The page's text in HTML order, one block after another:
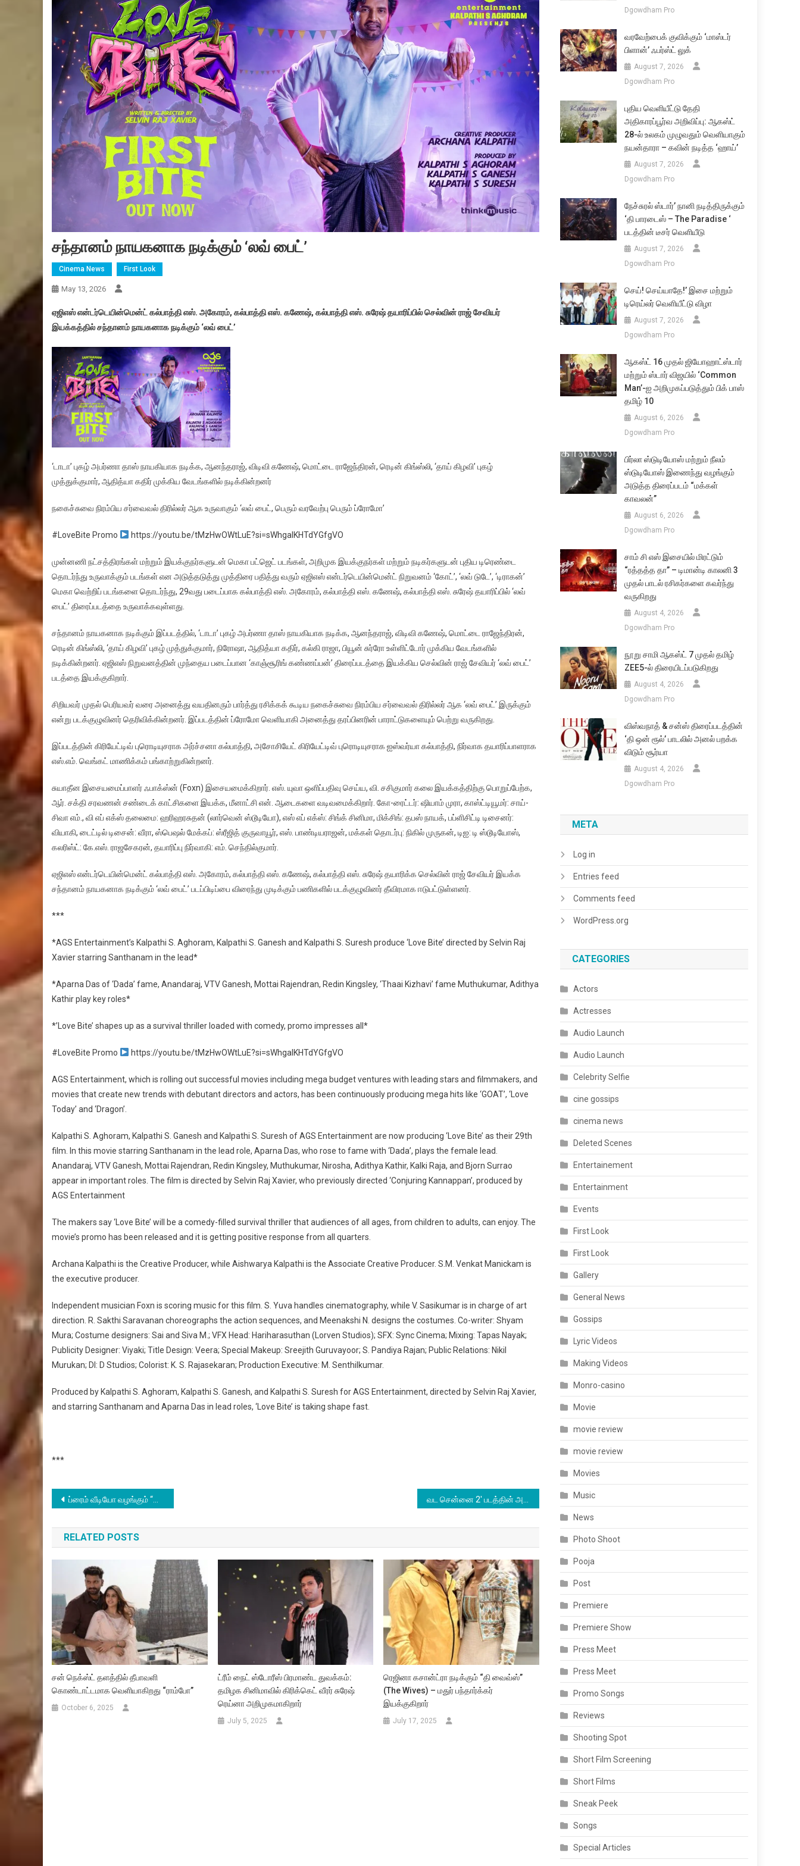
சந்தானம் நாயகனாக நடிக்கும் ‘லவ் பைட்’
Cinema News First Look
May 13, 2026
ஏஜிஎஸ் என்டர்டெயின்மென்ட் கல்பாத்தி எஸ். அகோரம், கல்பாத்தி எஸ். கணேஷ், கல்பாத்தி எஸ். சுரேஷ் தயாரிப்பில் செல்வின் ராஜ் சேவியர்
இயக்கத்தில் சந்தானம் நாயகனாக நடிக்கும் ‘லவ் பைட்’
‘டாடா’ புகழ் அபர்ணா தாஸ் நாயகியாக நடிக்க, ஆனந்தராஜ், விடிவி கணேஷ், மொட்டை ராஜேந்திரன், ரெடின் கிங்ஸ்லி, ‘தாய் கிழவி’ புகழ்
முத்துக்குமார், ஆதித்யா கதிர் முக்கிய வேடங்களில் நடிக்கின்றனர்
நகைச்சுவை நிரம்பிய சர்வைவல் திரில்லர் ஆக உருவாகும் ‘லவ் பைட், பெரும் வரவேற்பு பெரும் ப்ரோமோ’
#LoveBite Promo https://youtu.be/tMzHwOWtLuE?si=sWhgalKHTdYGfgVO
முன்னணி நட்சத்திரங்கள் மற்றும் இயக்குநர்களுடன் மெகா பட்ஜெட் படங்கள், அறிமுக இயக்குநர்கள் மற்றும் நடிகர்களுடன் புதிய டிரெண்டை
தொடர்ந்து உருவாக்கும் படங்கள் என அடுத்தடுத்து முத்திரை பதித்து வரும் ஏஜிஎஸ் என்டர்டெயின்மென்ட் நிறுவனம் ‘கோட்’, ‘லவ் டுடே’, ‘டிராகன்’
மெகா வெற்றிப் படங்களை தொடர்ந்து, 29வது படைப்பாக கல்பாத்தி எஸ். அகோரம், கல்பாத்தி எஸ். கணேஷ், கல்பாத்தி எஸ். சுரேஷ் தயாரிப்பில் ‘லவ்
பைட்’ திரைப்படத்தை உருவாக்கவுள்ளது.
சந்தானம் நாயகனாக நடிக்கும் இப்படத்தில், ‘டாடா’ புகழ் அபர்ணா தாஸ் நாயகியாக நடிக்க, ஆனந்தராஜ், விடிவி கணேஷ், மொட்டை ராஜேந்திரன்,
ரெடின் கிங்ஸ்லி, ‘தாய் கிழவி’ புகழ் முத்துக்குமார், நிரோஷா, ஆதித்யா கதிர், கல்கி ராஜா, பியூன் சுர்ரோ உள்ளிட்டோர் முக்கிய வேடங்களில்
நடிக்கின்றனர். ஏஜிஎஸ் நிறுவனத்தின் முந்தைய படைப்பான ‘காஞ்சூரிங் கண்ணப்பன்’ திரைப்படத்தை இயக்கிய செல்வின் ராஜ் சேவியர் ‘லவ் பைட்’
படத்தை இயக்குகிறார்.
சிறியவர் முதல் பெரியவர் வரை அனைத்து வயதினரும் பார்த்து ரசிக்கக் கூடிய நகைச்சுவை நிரம்பிய சர்வைவல் திரில்லர் ஆக ‘லவ் பைட்’ இருக்கும்
என்று படக்குழுவினர் தெரிவிக்கின்றனர். இப்படத்தின் ப்ரோமோ வெளியாகி அனைத்து தரப்பினரின் பாராட்டுகளையும் பெற்று வருகிறது.
இப்படத்தின் கிரியேட்டிவ் புரொடியுசராக அர்ச்சனா கல்பாத்தி, அசோசியேட் கிரியேட்டிவ் புரொடியுசராக ஐஸ்வர்யா கல்பாத்தி, நிர்வாக தயாரிப்பாளராக
எஸ்.எம். வெங்கட் மாணிக்கம் பங்காற்றுகின்றனர்.
சுயாதீன இசையமைப்பாளர் ஃபாக்ஸ்ன் (Foxn) இசையமைக்கிறார். எஸ். யுவா ஒளிப்பதிவு செய்ய, வி. சசிகுமார் கலை இயக்கத்திற்கு பொறுப்பேற்க,
ஆர். சக்தி சரவணன் சண்டைக் காட்சிகளை இயக்க, மீனாட்சி என். ஆடைகளை வடிவமைக்கிறார். கோ-ரைட்டர்: ஷியாம் முரா, காஸ்ட்டியூமர்: சாய்-
சிவா எம்., வி எப் எக்ஸ் தலைமை: ஹரிஹரசுதன் (லார்வென் ஸ்டூடியோ), எஸ் எப் எக்ஸ்: சிங்க் சினிமா, மிக்சிங்: தபஸ் நாயக், பப்ளிசிட்டி டிசைனர்:
வியாகி, டைட்டில் டிசைன்: வீரா, ஸ்பெஷல் மேக்கப்: ஸ்ரீஜித் குருவாயூர், எஸ். பாண்டியராஜன், மக்கள் தொடர்பு: நிகில் முருகன், டிஐ: டி ஸ்டூடியோஸ்,
கலரிஸ்ட்: கே.எஸ். ராஜசேகரன், தயாரிப்பு நிர்வாகி: எம். செந்தில்குமார்.
ஏஜிஎஸ் என்டர்டெயின்மென்ட் கல்பாத்தி எஸ். அகோரம், கல்பாத்தி எஸ். கணேஷ், கல்பாத்தி எஸ். சுரேஷ் தயாரிக்க செல்வின் ராஜ் சேவியர் இயக்க
சந்தானம் நாயகனாக நடிக்கும் ‘லவ் பைட்’ படப்பிடிப்பை விரைந்து முடிக்கும் பணிகளில் படக்குழுவினர் தீவிரமாக ஈடுபட்டுள்ளனர்.
***
*AGS Entertainment’s Kalpathi S. Aghoram, Kalpathi S. Ganesh and Kalpathi S. Suresh produce ‘Love Bite’ directed by Selvin Raj
Xavier starring Santhanam in the lead*
*Aparna Das of ‘Dada’ fame, Anandaraj, VTV Ganesh, Mottai Rajendran, Redin Kingsley, ‘Thaai Kizhavi’ fame Muthukumar, Adithya
Kathir play key roles*
*’Love Bite’ shapes up as a survival thriller loaded with comedy, promo impresses all*
#LoveBite Promo https://youtu.be/tMzHwOWtLuE?si=sWhgalKHTdYGfgVO
AGS Entertainment, which is rolling out successful movies including mega budget ventures with leading stars and filmmakers, and
movies that create new trends with debutant directors and actors, has been continuously producing mega hits like ‘GOAT’, ‘Love
Today’ and ‘Dragon’.
Kalpathi S. Aghoram, Kalpathi S. Ganesh and Kalpathi S. Suresh of AGS Entertainment are now producing ‘Love Bite’ as their 29th
film. In this movie starring Santhanam in the lead role, Aparna Das, who rose to fame with ‘Dada’, plays the female lead.
Anandaraj, VTV Ganesh, Mottai Rajendran, Redin Kingsley, Muthukumar, Nirosha, Adithya Kathir, Kalki Raja, and Bjorn Surrao
appear in important roles. The film is directed by Selvin Raj Xavier, who previously directed ‘Conjuring Kannappan’, produced by
AGS Entertainment
The makers say ‘Love Bite’ will be a comedy-filled survival thriller that audiences of all ages, from children to adults, can enjoy. The
movie’s promo has been released and it is getting positive response from all quarters.
Archana Kalpathi is the Creative Producer, while Aishwarya Kalpathi is the Associate Creative Producer. S.M. Venkat Manickam is
the executive producer.
Independent musician Foxn is scoring music for this film. S. Yuva handles cinematography, while V. Sasikumar is in charge of art
direction. R. Sakthi Saravanan choreographs the action sequences, and Meenakshi N. designs the costumes. Co-writer: Shyam
Mura; Costume designers: Sai and Siva M.; VFX Head: Hariharasuthan (Lorven Studios); SFX: Sync Cinema; Mixing: Tapas Nayak;
Publicity Designer: Viyaki; Title Design: Veera; Special Makeup: Sreejith Guruvayoor; S. Pandiya Rajan; Public Relations: Nikil
Murukan; DI: D Studios; Colorist: K. S. Rajasekaran; Production Executive: M. Senthilkumar.
Produced by Kalpathi S. Aghoram, Kalpathi S. Ganesh, and Kalpathi S. Suresh for AGS Entertainment, directed by Selvin Raj Xavier,
and starring Santhanam and Aparna Das in lead roles, ‘Love Bite’ is taking shape fast.
***
Post
navigation
ப்ரைம் வீடியோ வழங்கும் “சிஸ்டம்” படத்தின் அதிரடியான டிரெய்லர் வெளியானது
RELATED POSTS
சன் நெக்ஸ்ட் தளத்தில் தீபாவளி
கொண்டாட்டமாக வெளியாகிறது “ராம்போ”
October 6, 2025
ட்ரீம் நைட் ஸ்டோரீஸ் பிரமாண்ட துவக்கம்:
தமிழக சினிமாவில் கிரிக்கெட் வீரர் சுரேஷ்
ரெய்னா அறிமுகமாகிறார்
July 5, 2025
ரெஜினா கசான்ட்ரா நடிக்கும் “தி வைவ்ஸ்”
(The Wives) – மதுர் பந்தார்க்கர்
இயக்குகிறார்
July 17, 2025
Dgowdham Pro
வரவேற்பைக் குவிக்கும் ‘மாஸ்டர்
பிளான்’ ஃபர்ஸ்ட் லுக்
August 7, 2026
Dgowdham Pro
புதிய வெளியீட்டு தேதி
அதிகாரப்பூர்வ அறிவிப்பு: ஆகஸ்ட்
28-ல் உலகம் முழுவதும் வெளியாகும்
நயன்தாரா – கவின் நடித்த ‘ஹாய்’
August 7, 2026
Dgowdham Pro
நேச்சுரல் ஸ்டார்’ நானி நடித்திருக்கும்
‘தி பாரடைஸ் – The Paradise ‘
படத்தின் டீசர் வெளியீடு
August 7, 2026
Dgowdham Pro
செய்! செய்யாதே!’ இசை மற்றும்
டிரெய்லர் வெளியீட்டு விழா
August 7, 2026
Dgowdham Pro
ஆகஸ்ட் 16 முதல் ஜியோஹாட்ஸ்டார்
மற்றும் ஸ்டார் விஜயில் ‘Common
Man’-ஐ அறிமுகப்படுத்தும் பிக் பாஸ்
தமிழ் 10
August 6, 2026
Dgowdham Pro
பிர்லா ஸ்டுடியோஸ் மற்றும் நீலம்
ஸ்டுடியோஸ் இணைந்து வழங்கும்
அடுத்த திரைப்படம் “மக்கள்
காவலன்”
August 6, 2026
Dgowdham Pro
சாம் சி எஸ் இசையில் மிரட்டும்
“ரத்தத்த தா” – டிமான்டி காலனி 3
முதல் பாடல் ரசிகர்களை கவர்ந்து
வருகிறது
August 4, 2026
Dgowdham Pro
நூறு சாமி ஆகஸ்ட் 7 முதல் தமிழ்
ZEE5-ல் திரையிடப்படுகிறது
August 4, 2026
Dgowdham Pro
விஸ்வநாத் & சன்ஸ் திரைப்படத்தின்
‘தி ஒன் ரூல்’ பாடலில் அனல் பறக்க
விடும் சூர்யா
August 4, 2026
Dgowdham Pro
META
Log in
Entries feed
Comments feed
WordPress.org
CATEGORIES
Actors
Actresses
Audio Launch
Audio Launch
Celebrity Selfie
cine gossips
cinema news
Deleted Scenes
Entertainement
Entertainment
Events
First Look
First Look
Gallery
General News
Gossips
Lyric Videos
Making Videos
Monro-casino
Movie
movie review
movie review
Movies
Music
News
Photo Shoot
Pooja
Post
Premiere
Premiere Show
Press Meet
Press Meet
Promo Songs
Reviews
Shooting Spot
Short Film Screening
Short Films
Sneak Peek
Songs
Special Articles